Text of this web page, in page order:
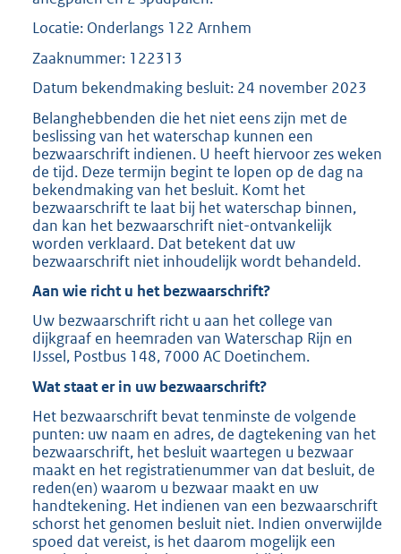
Locatie: Onderlangs 122 Arnhem
Zaaknummer: 122313
Datum bekendmaking besluit: 24 november 2023
Belanghebbenden die het niet eens zijn met de
beslissing van het waterschap kunnen een
bezwaarschrift indienen. U heeft hiervoor zes weken
de tijd. Deze termijn begint te lopen op de dag na
bekendmaking van het besluit. Komt het
bezwaarschrift te laat bij het waterschap binnen,
dan kan het bezwaarschrift niet-ontvankelijk
worden verklaard. Dat betekent dat uw
bezwaarschrift niet inhoudelijk wordt behandeld.
Aan wie richt u het bezwaarschrift?
Uw bezwaarschrift richt u aan het college van
dijkgraaf en heemraden van Waterschap Rijn en
IJssel, Postbus 148, 7000 AC Doetinchem.
Wat staat er in uw bezwaarschrift?
Het bezwaarschrift bevat tenminste de volgende
punten: uw naam en adres, de dagtekening van het
bezwaarschrift, het besluit waartegen u bezwaar
maakt en het registratienummer van dat besluit, de
reden(en) waarom u bezwaar maakt en uw
handtekening. Het indienen van een bezwaarschrift
schorst het genomen besluit niet. Indien onverwijlde
spoed dat vereist, is het daarom mogelijk een